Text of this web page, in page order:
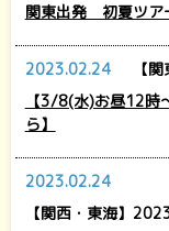
関東出発 初夏ツア
2023.02.24
【
【3/8(水)お昼12時
ら】
2023.02.24
【関西・東海】